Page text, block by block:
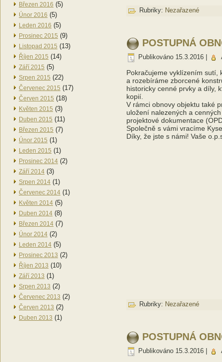
Březen 2016 (5)
Únor 2016 (5)
Leden 2016 (5)
Prosinec 2015 (9)
Listopad 2015 (13)
Říjen 2015 (14)
Září 2015 (5)
Srpen 2015 (22)
Červenec 2015 (17)
Červen 2015 (18)
Květen 2015 (3)
Duben 2015 (11)
Březen 2015 (7)
Únor 2015 (1)
Leden 2015 (1)
Prosinec 2014 (2)
Září 2014 (3)
Srpen 2014 (1)
Červenec 2014 (1)
Květen 2014 (5)
Duben 2014 (8)
Březen 2014 (7)
Únor 2014 (2)
Leden 2014 (5)
Prosinec 2013 (2)
Říjen 2013 (10)
Září 2013 (1)
Srpen 2013 (2)
Červenec 2013 (2)
Červen 2013 (2)
Duben 2013 (1)
Rubriky: Nezařazené
POSTUPNÁ
Publikováno 15.3.2016
Pokračujeme vyklízením sutí,
a rozebíráme zborcené
historicky cenné prvky a díly,
kopií.
V rámci obnovy objektu také
uložení nalezených a
projektové dokumentace
Společně s vámi vracíme
Díky, že jste s námi! Vaše
Rubriky: Nezařazené
POSTUPNÁ
Publikováno 15.3.2016